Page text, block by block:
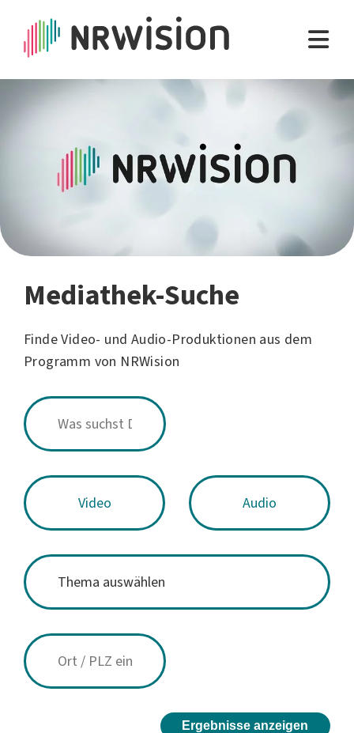
Mediathek-Suche
Finde Video- und Audio-Produktionen aus dem
Programm von NRWision
Video Audio
Ergebnisse anzeigen